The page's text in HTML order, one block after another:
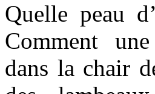
Quelle peau
Comment
dans la chair